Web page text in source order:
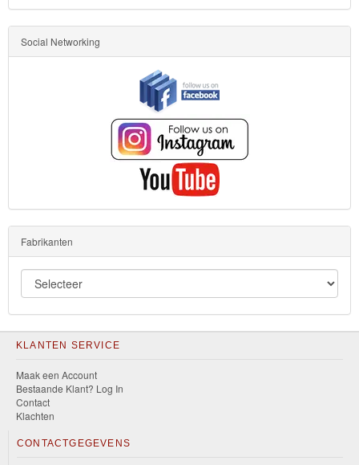
Social Networking
Fabrikanten
KLANTEN SERVICE
Maak een Account
Bestaande Klant? Log In
Contact
Klachten
CONTACTGEGEVENS